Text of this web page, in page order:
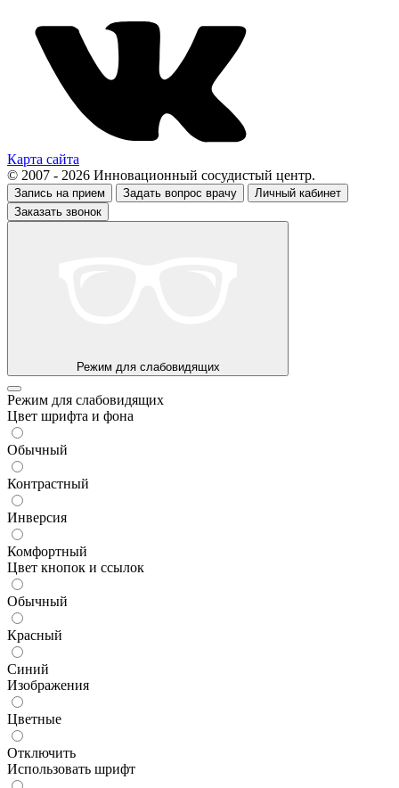
Карта сайта
© 2007 - 2026 Инновационный сосудистый центр.
Запись на прием Задать вопрос врачу
Личный кабинет
Заказать звонок
Режим для слабовидящих
Режим для слабовидящих
Цвет шрифта и фона
Обычный
Контрастный
Инверсия
Комфортный
Цвет кнопок и ссылок
Обычный
Красный
Синий
Изображения
Цветные
Отключить
Использовать шрифт